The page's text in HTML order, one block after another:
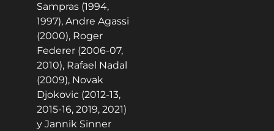
Sampras (1994,
1997), Andre Agassi
(2000), Roger
Federer (2006-07,
2010), Rafael Nadal
(2009), Novak
Djokovic (2012-13,
2015-16, 2019, 2021)
y Jannik Sinner